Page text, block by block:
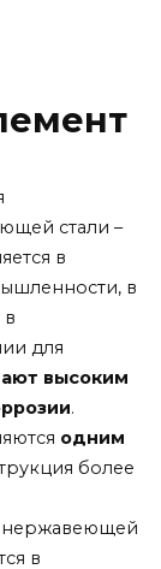
стали –
в
в
в
для
высоким
.
одним
более
нержавеющей
в